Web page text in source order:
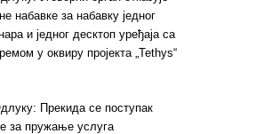
набавке за набавку једног
и једног десктоп уређаја са
у оквиру пројекта „Tethys“
Прекида се поступак
за пружање услуга